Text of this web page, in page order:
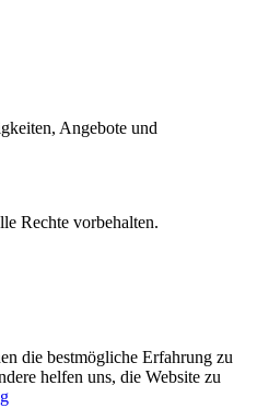
Angebote und
Rechte vorbehalten.
die bestmögliche Erfahrung zu
helfen uns, die Website zu